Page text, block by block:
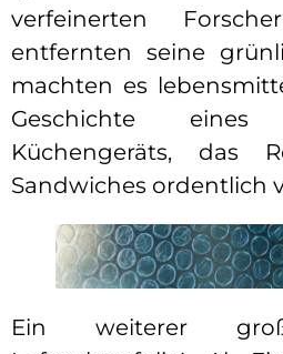
verfeinerten
entfernten seine
machten es
Geschichte eines
Küchengeräts, das
Sandwiches ordentlich
Ein weiterer